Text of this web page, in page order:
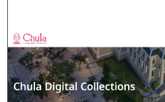
Browse
My